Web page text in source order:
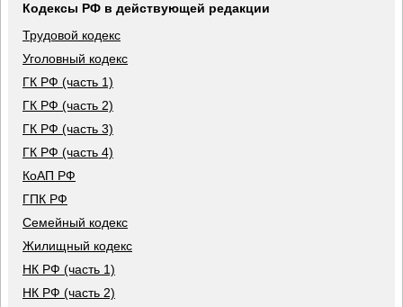
Кодексы РФ в действующей редакции
Трудовой кодекс
Уголовный кодекс
ГК РФ (часть 1)
ГК РФ (часть 2)
ГК РФ (часть 3)
ГК РФ (часть 4)
КоАП РФ
ГПК РФ
Семейный кодекс
Жилищный кодекс
НК РФ (часть 1)
НК РФ (часть 2)